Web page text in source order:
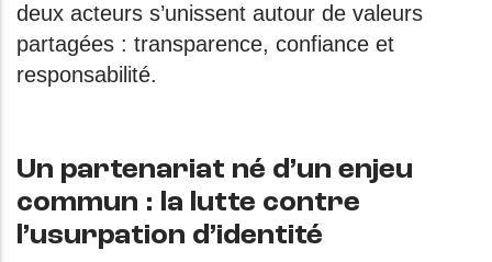
deux acteurs s’unissent autour de valeurs
partagées : transparence, confiance et
responsabilité.
Un partenariat né d’un enjeu
commun : la lutte contre
l’usurpation d’identité